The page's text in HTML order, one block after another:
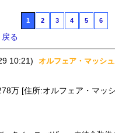
1 2 3 4 5 6
戻る
10:21) オルフェア・マッシ
万 [住所:オルフェア・マッ